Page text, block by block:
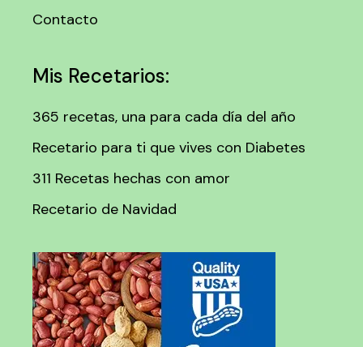
Contacto
Mis Recetarios:
365 recetas, una para cada día del año
Recetario para ti que vives con Diabetes
311 Recetas hechas con amor
Recetario de Navidad